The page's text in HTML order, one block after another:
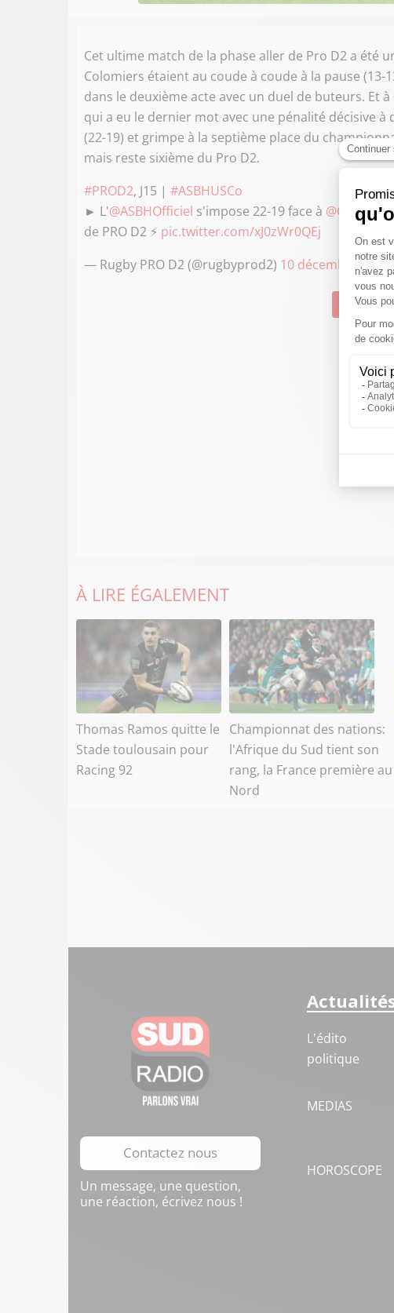
Cet ultime match de la phase aller de Pro D2 a été
Colomiers étaient au coude à coude à la pause
dans le deuxième acte avec un duel de buteurs. Et
qui a eu le dernier mot avec une pénalité décisive
(22-19) et grimpe à la septième place du
mais reste sixième du Pro D2.
#PROD2, J15 | #ASBHUSCo
► L'@ASBHOfficiel s'impose 22-19 face à
de PRO D2 ⚡️ pic.twitter.com/xJ0zWr0QEj
— Rugby PRO D2 (@rugbyprod2) 10 décembre 2017
Suivre
À LIRE ÉGALEMENT
Thomas Ramos quitte le
Stade toulousain pour
Racing 92
Championnat des nations:
l'Afrique du Sud tient son
rang, la France première au
Nord
Contactez nous
Un message, une question,
une réaction, écrivez nous !
L'édito
politique
MEDIAS
HOROSCOPE